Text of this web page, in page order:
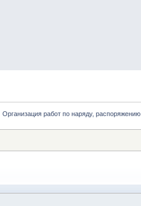
Организация работ по наряду, распоряжению